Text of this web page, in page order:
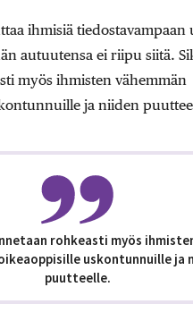
ihmisiä tiedostavampaan
autuutensa ei riipu siitä.
myös ihmisten vähemmän
ja niiden
rohkeasti myös
uskontunnuille ja
puutteelle.